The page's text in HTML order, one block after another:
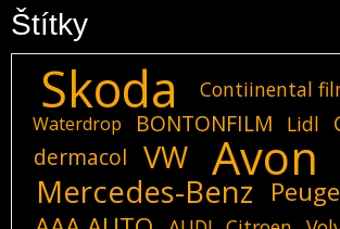
Štítky
Skoda Contiinental
Waterdrop BONTONFILM Lidl
dermacol
VW Avon
Mercedes-Benz